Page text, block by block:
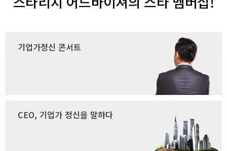
기업가정신 콘서트
CEO, 기업가 정신을 말하다